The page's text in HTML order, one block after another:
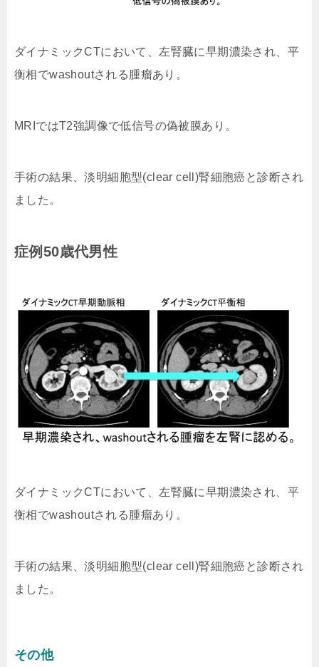
ダイナミックCTにおいて、左腎臓に早期濃染され、平
衡相でwashoutされる腫瘤あり。
MRIではT2強調像で低信号の偽被膜あり。
手術の結果、淡明細胞型(clear cell)腎細胞癌と診断され
ました。
症例50歳代男性
ダイナミックCTにおいて、左腎臓に早期濃染され、平
衡相でwashoutされる腫瘤あり。
手術の結果、淡明細胞型(clear cell)腎細胞癌と診断され
ました。
その他